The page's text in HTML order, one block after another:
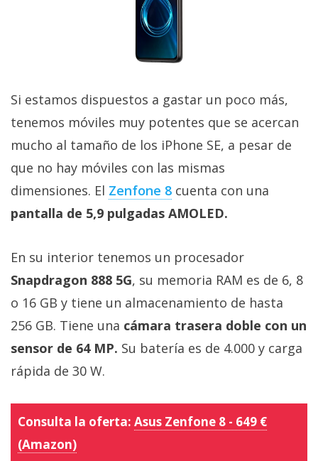
Si estamos dispuestos a gastar un poco más,
tenemos móviles muy potentes que se acercan
mucho al tamaño de los iPhone SE, a pesar de
que no hay móviles con las mismas
dimensiones. El Zenfone 8 cuenta con una
pantalla de 5,9 pulgadas AMOLED.
En su interior tenemos un procesador
Snapdragon 888 5G, su memoria RAM es de 6, 8
o 16 GB y tiene un almacenamiento de hasta
256 GB. Tiene una cámara trasera doble con un
sensor de 64 MP. Su batería es de 4.000 y carga
rápida de 30 W.
Consulta la oferta: Asus Zenfone 8 - 649 €
(Amazon)